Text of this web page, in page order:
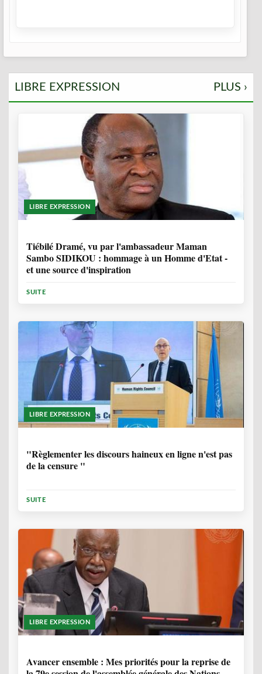
LIBRE EXPRESSION PLUS ›
LIBRE EXPRESSION
Tiébilé Dramé, vu par l'ambassadeur Maman
Sambo SIDIKOU : hommage à un Homme d'Etat -
et une source d'inspiration
SUITE
LIBRE EXPRESSION
"Règlementer les discours haineux en ligne n'est pas
de la censure "
SUITE
LIBRE EXPRESSION
Avancer ensemble : Mes priorités pour la reprise de